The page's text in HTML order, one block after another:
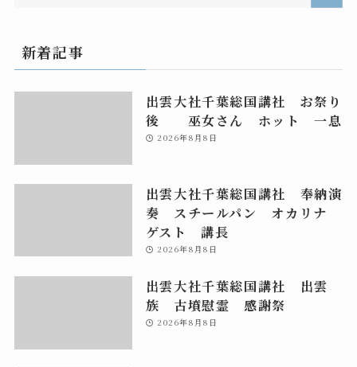
新着記事
出雲大社千葉総国講社 お祭り
後 巫女さん ホット 一息
2026年8月8日
出雲大社千葉総国講社 奉納演
奏 スチールパン オカリナ
ゲスト 講長
2026年8月8日
出雲大社千葉総国講社 出雲
族 古墳慰霊 感謝祭
2026年8月8日